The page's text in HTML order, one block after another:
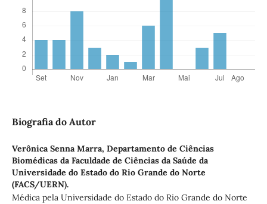
Biografia do Autor
Verônica Senna Marra, Departamento de Ciências
Biomédicas da Faculdade de Ciências da Saúde da
Universidade do Estado do Rio Grande do Norte
(FACS/UERN).
Médica pela Universidade do Estado do Rio Grande do Norte